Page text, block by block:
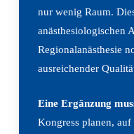
nur wenig Raum.
anästhesiologischen
Regionalanästhesie
ausreichender
Eine Ergänzung
Kongress planen, auf